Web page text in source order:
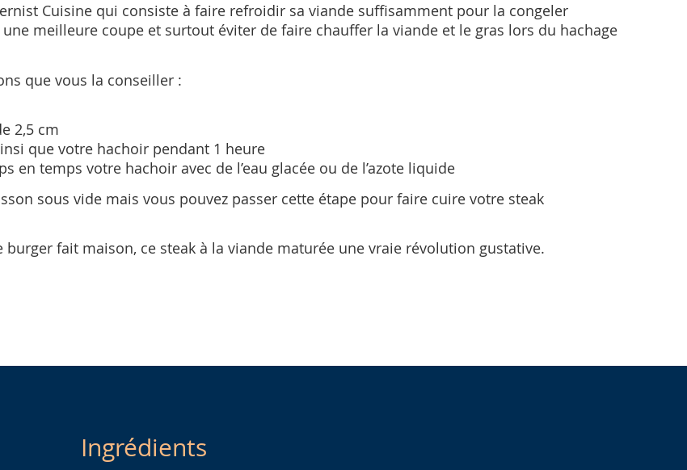
Cuisine qui consiste à faire refroidir sa viande suffisamment pour la congeler
meilleure coupe et surtout éviter de faire chauffer la viande et le gras lors du hachage
que vous la conseiller :
2,5 cm
que votre hachoir pendant 1 heure
en temps votre hachoir avec de l’eau glacée ou de l’azote liquide
sous vide mais vous pouvez passer cette étape pour faire cuire votre steak
fait maison, ce steak à la viande maturée une vraie révolution gustative.
Ingrédients